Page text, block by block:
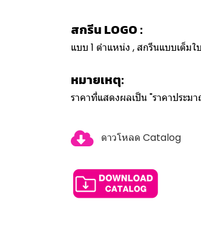
สกรีน LOGO :
แบบ 1 ตำแหน่ง , สกรีนแบบเต็ม
หมายเหตุ:
ราคาที่แสดงผลเป็น "ราคาประ
ดาวโหลด Catalog